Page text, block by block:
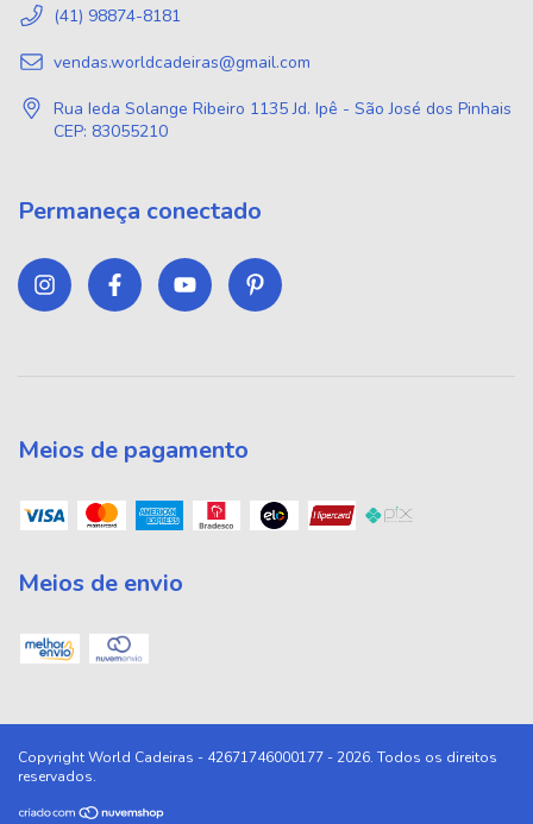
(41) 98874-8181
vendas.worldcadeiras@gmail.com
Rua Ieda Solange Ribeiro 1135 Jd. Ipê - São José dos Pinhais
CEP: 83055210
Permaneça conectado
Meios de pagamento
Meios de envio
Copyright World Cadeiras - 42671746000177 - 2026. Todos os direitos
reservados.